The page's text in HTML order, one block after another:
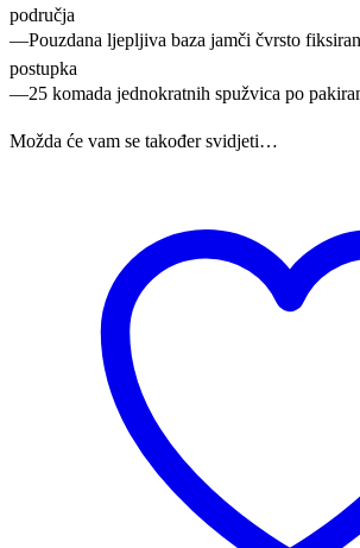
područja
—Pouzdana ljepljiva baza jamči čvrsto
postupka
—25 komada jednokratnih spužvica po
Možda će vam se također svidjeti…